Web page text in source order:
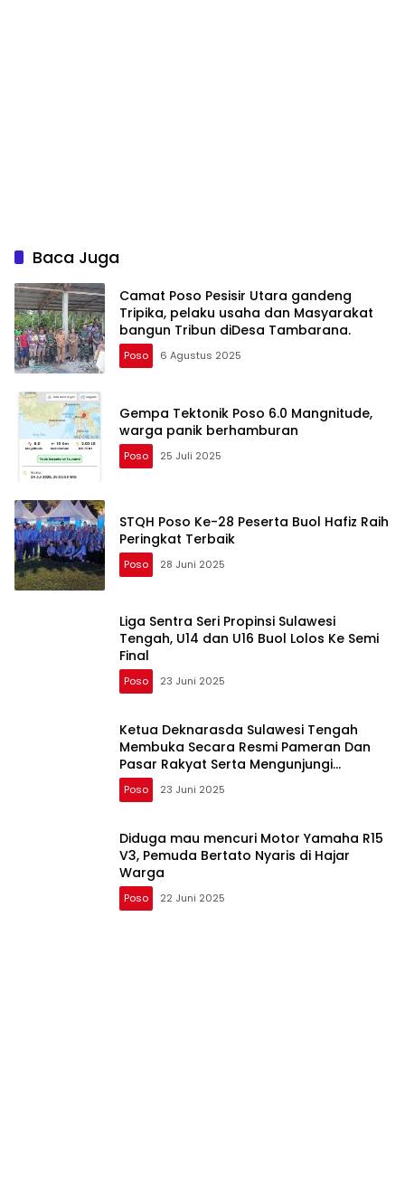
Baca Juga
Camat Poso Pesisir Utara gandeng
Tripika, pelaku usaha dan Masyarakat
bangun Tribun diDesa Tambarana.
Poso 6 Agustus 2025
Gempa Tektonik Poso 6.0 Mangnitude,
warga panik berhamburan
Poso 25 Juli 2025
STQH Poso Ke-28 Peserta Buol Hafiz Raih
Peringkat Terbaik
Poso 28 Juni 2025
Liga Sentra Seri Propinsi Sulawesi
Tengah, U14 dan U16 Buol Lolos Ke Semi
Final
Poso 23 Juni 2025
Ketua Deknarasda Sulawesi Tengah
Membuka Secara Resmi Pameran Dan
Pasar Rakyat Serta Mengunjungi
Langsung Stan Kabupaten Buol
Poso 23 Juni 2025
Diduga mau mencuri Motor Yamaha R15
V3, Pemuda Bertato Nyaris di Hajar
Warga
Poso 22 Juni 2025